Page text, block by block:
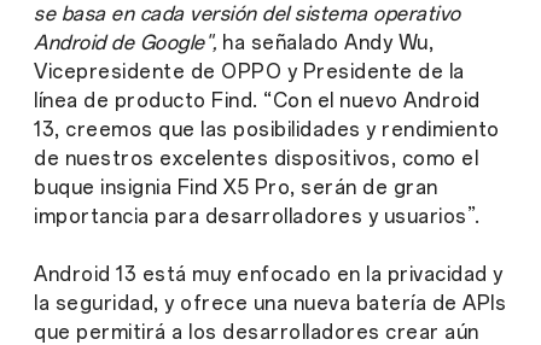
se basa en cada versión del sistema operativo
Android de Google", ha señalado Andy Wu,
Vicepresidente de OPPO y Presidente de la
línea de producto Find. “Con el nuevo Android
13, creemos que las posibilidades y rendimiento
de nuestros excelentes dispositivos, como el
buque insignia Find X5 Pro, serán de gran
importancia para desarrolladores y usuarios”.
Android 13 está muy enfocado en la privacidad y
la seguridad, y ofrece una nueva batería de APIs
que permitirá a los desarrolladores crear aún